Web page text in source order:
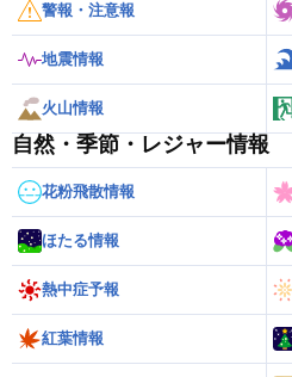
警報・注意報
地震情報
火山情報
自然・季節・レジャー情報
花粉飛散情報
ほたる情報
熱中症予報
紅葉情報